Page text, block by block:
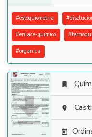
#estequiometria #
#enlace-quimico #
#organica



